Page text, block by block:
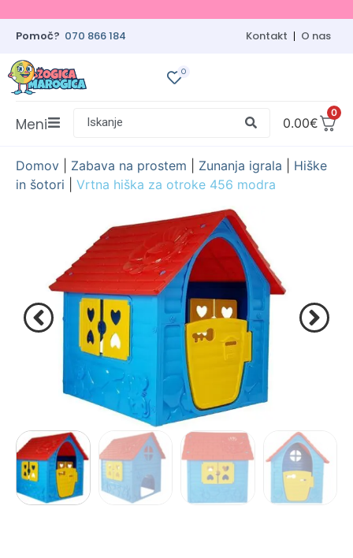
Pomoč? 070 866 184 Kontakt O nas
0
0
0.00€
Iskanje
Meni
Domov Zabava na prostem Zunanja igrala
Hiške
in šotori
Vrtna hiška za otroke 456 modra